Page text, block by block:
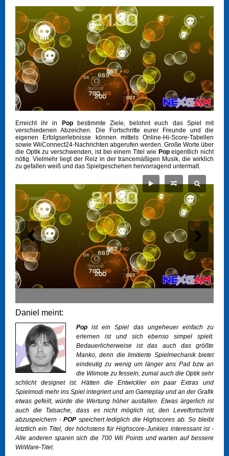
Erreicht ihr in Popbestimmte Ziele, belohnt euch das Spiel mit
verschiedenen Abzeichen. Die Fortschritte eurer Freunde und die
eigenen Erfolgserlebnisse können mittels Online-Hi-Score-Tabellen
sowie WiiConnect24-Nachrichten abgerufen werden. Große Worte über
die Optik zu verschwenden, ist bei einem Titel wie Popeigentlich nicht
nötig. Vielmehr liegt der Reiz in der trancemäßigen Musik, die wirklich
zu gefallen weiß und das Spielgeschehen hervorragend untermalt.
Daniel meint:
Pop ist ein Spiel das ungeheuer einfach zu
erlernen ist und sich ebenso simpel spielt.
Bedauerlicherweise ist das auch das größte
Manko, denn die limitierte Spielmechanik bietet
eindeutig zu wenig um länger ans Pad bzw an
die Wiimote zu fesseln, zumal auch die Optik sehr
schlicht designet ist. Hätten die Entwickler ein paar Extras und
Spielmodi mehr ins Spiel integriert und am Gameplay und an der Grafik
etwas gefeilt, würde die Wertung höher ausfallen. Etwas ärgerlich ist
auch die Tatsache, dass es nicht möglich ist, den Levelfortschritt
abzuspeichern -POP speichert lediglich die Highscores ab. So bleibt
letztlich ein Titel, der höchstens für Highscore-Junkies interessant ist -
Alle anderen sparen sich die 700 Wii Points und warten auf bessere
WiiWare-Titel.